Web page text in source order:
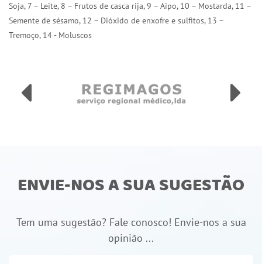
Soja, 7 – Leite, 8 – Frutos de casca rija, 9 – Aipo, 10 – Mostarda, 11 –
Semente de sésamo, 12 – Dióxido de enxofre e sulfitos, 13 –
Tremoço, 14 - Moluscos
ENVIE-NOS A SUA SUGESTÃO
Tem uma sugestão? Fale conosco! Envie-nos a sua
opinião ...